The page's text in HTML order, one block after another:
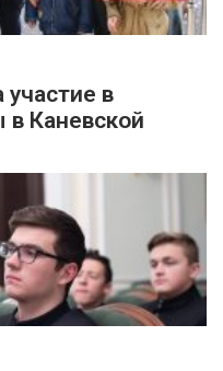
участие в
Каневской